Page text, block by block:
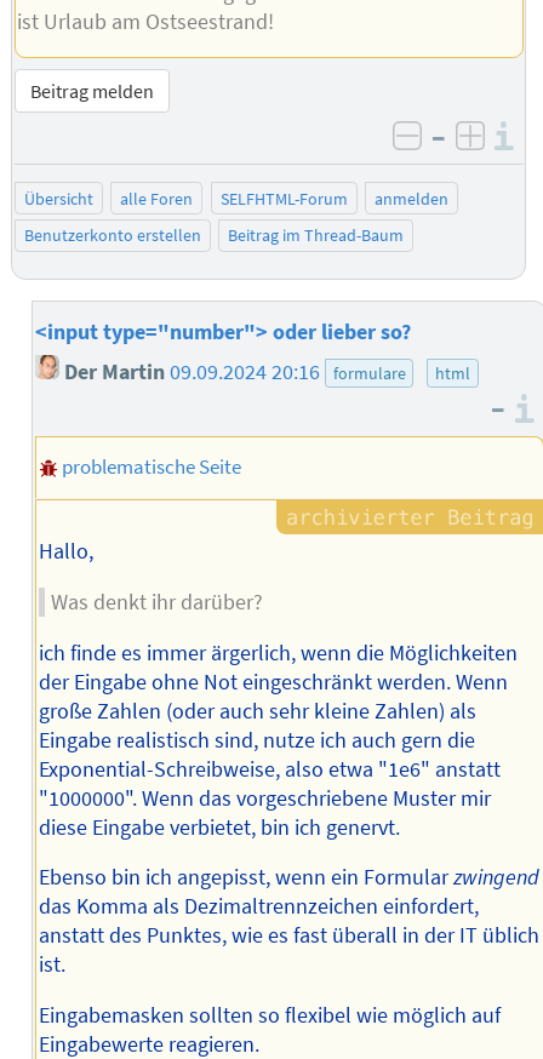
ist Urlaub am Ostseestrand!
Beitrag melden
negativ
–
Übersicht alle Foren SELFHTML-Forum
anmelden
Benutzerkonto erstellen
Beitrag im Thread-Baum
<input type="number"> oder lieber so?
Der Martin09.09.2024 20:16 formulare html
–
problematische Seite
Hallo,
Was denkt ihr darüber?
ich finde es immer ärgerlich, wenn die Möglichkeiten
der Eingabe ohne Not eingeschränkt werden. Wenn
große Zahlen (oder auch sehr kleine Zahlen) als
Eingabe realistisch sind, nutze ich auch gern die
Exponential-Schreibweise, also etwa "1e6" anstatt
"1000000". Wenn das vorgeschriebene Muster mir
diese Eingabe verbietet, bin ich genervt.
Ebenso bin ich angepisst, wenn ein Formularzwingend
das Komma als Dezimaltrennzeichen einfordert,
anstatt des Punktes, wie es fast überall in der IT üblich
ist.
Eingabemasken sollten so flexibel wie möglich auf
Eingabewerte reagieren.